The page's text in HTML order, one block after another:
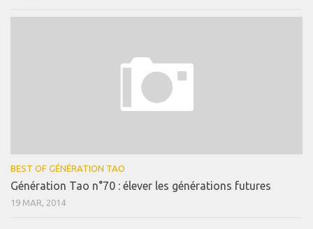
BEST OF GÉNÉRATION TAO
Génération Tao n°70 : élever les générations futures
19 MAR, 2014